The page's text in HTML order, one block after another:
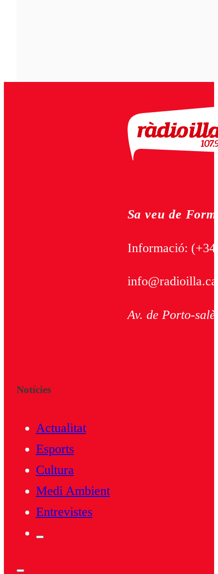
Sa veu de
Informació:
Av. de Porto-
Notícies
Actualitat
Esports
Cultura
Medi Ambient
Entrevistes